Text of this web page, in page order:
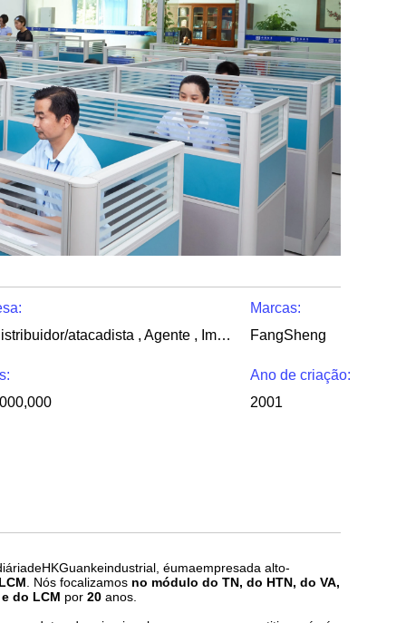
Fabricante , Distribuidor/atacadista , Agente , Importador , Exportador , trading Company , Vendedor , Outros
Marcas:
FangSheng
Ano de criação:
2001
éumaempresada alto-
. Nós focalizamos no módulo do TN, do HTN, do VA,
do LCM por 20 anos.